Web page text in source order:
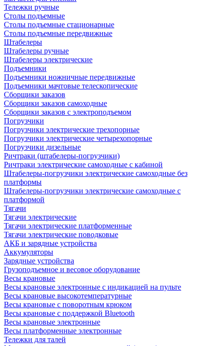
Тележки ручные
Столы подъемные
Столы подъемные стационарные
Столы подъемные передвижные
Штабелеры
Штабелеры ручные
Штабелеры электрические
Подъемники
Подъемники ножничные передвижные
Подъемники мачтовые телескопические
Сборщики заказов
Сборщики заказов самоходные
Сборщики заказов с электроподъемом
Погрузчики
Погрузчики электрические трехопорные
Погрузчики электрические четырехопорные
Погрузчики дизельные
Ричтраки (штабелеры-погрузчики)
Ричтраки электрические самоходные с кабиной
Штабелеры-погрузчики электрические самоходные без
платформы
Штабелеры-погрузчики электрические самоходные с
платформой
Тягачи
Тягачи электрические
Тягачи электрические платформенные
Тягачи электрические поводковые
АКБ и зарядные устройства
Аккумуляторы
Зарядные устройства
Грузоподъемное и весовое оборудование
Весы крановые
Весы крановые электронные с индикацией на пульте
Весы крановые высокотемпературные
Весы крановые с поворотным крюком
Весы крановые с поддержкой Bluetooth
Весы крановые электронные
Весы платформенные электронные
Тележки для талей